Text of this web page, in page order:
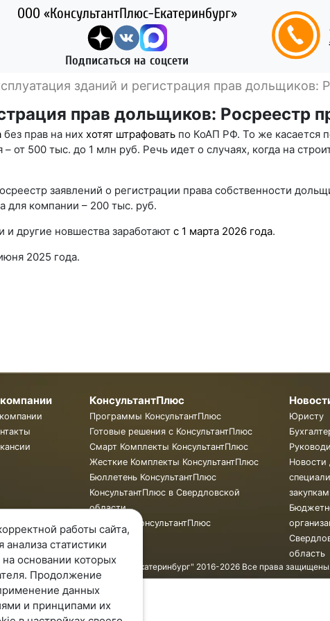
ООО «КонсультантПлюс-Екатеринбург»
Подписаться на соцсети
зданий и регистрация прав
прав дольщиков: Росреестр
без прав на ниххотят штрафовать по КоАП РФ. То же касается
от 500 тыс. до 1 млн руб. Речь идет о случаях, когда на
заявлений о регистрации права собственности
для компании – 200 тыс. руб.
и другие новшества заработаютс 1 марта 2026 года.
2025 года.
КонсультантПлюс
Программы КонсультантПлюс
Готовые решения с КонсультантПлюс
Смарт Комплекты КонсультантПлюс
Жесткие Комплекты КонсультантПлюс
Бюллетень КонсультантПлюс
КонсультантПлюс в Свердловской
области
Обучение КонсультантПлюс
Юристу
Новости
закупкам
область
© ООО "КонсультантПлюс - Екатеринбург" 2016-2026 Все права
работы сайта,
статистики
основании которых
Продолжение
данных
и принципами их